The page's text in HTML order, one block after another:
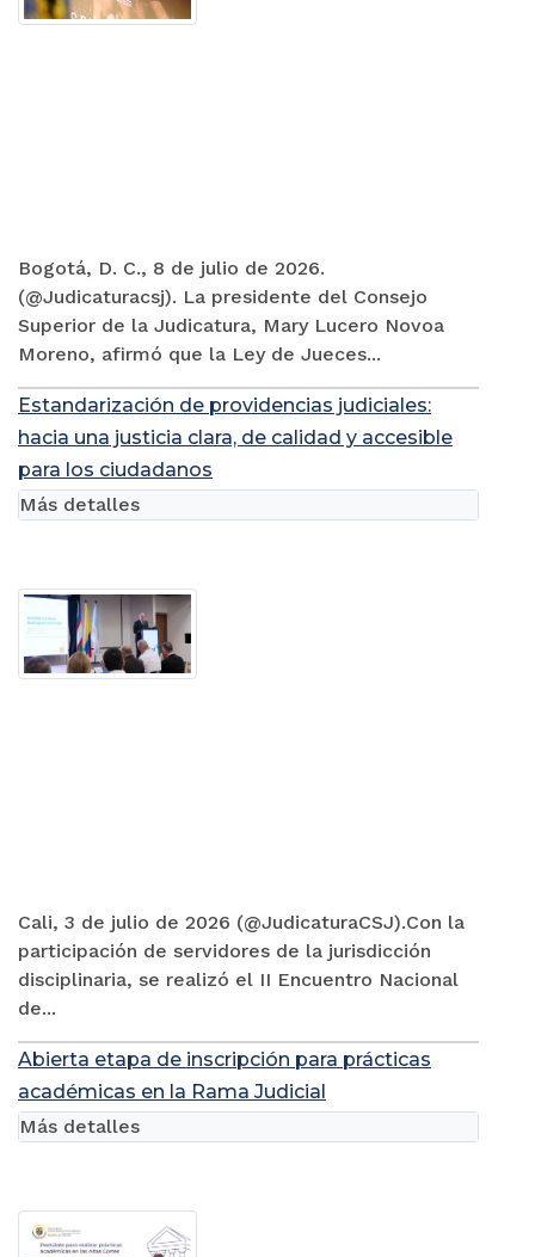
Bogotá, D. C., 8 de julio de 2026.
(@Judicaturacsj). La presidente del Consejo
Superior de la Judicatura, Mary Lucero Novoa
Moreno, afirmó que la Ley de Jueces...
Estandarización de providencias judiciales:
hacia una justicia clara, de calidad y accesible
para los ciudadanos
Cali, 3 de julio de 2026 (@JudicaturaCSJ).Con la
participación de servidores de la jurisdicción
disciplinaria, se realizó el II Encuentro Nacional
de...
Más detalles
Abierta etapa de inscripción para prácticas
académicas en la Rama Judicial
Más detalles